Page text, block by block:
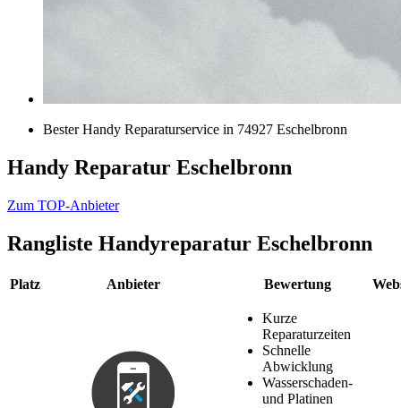
Bester Handy Reparaturservice in 74927 Eschelbronn
Handy Reparatur Eschelbronn
Zum TOP-Anbieter
Rangliste Handyreparatur Eschelbronn
Platz Anbieter Bewertung
Kurze
Reparaturzeiten
Schnelle
Abwicklung
Wasserschaden-
und Platinen